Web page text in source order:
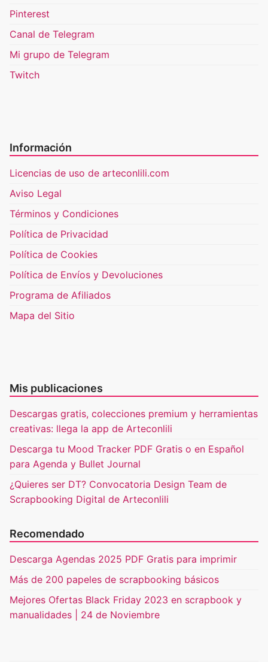
Pinterest
Canal de Telegram
Mi grupo de Telegram
Twitch
Información
Licencias de uso de arteconlili.com
Aviso Legal
Términos y Condiciones
Política de Privacidad
Política de Cookies
Política de Envíos y Devoluciones
Programa de Afiliados
Mapa del Sitio
Mis publicaciones
Descargas gratis, colecciones premium y herramientas
creativas: llega la app de Arteconlili
Descarga tu Mood Tracker PDF Gratis o en Español
para Agenda y Bullet Journal
¿Quieres ser DT? Convocatoria Design Team de
Scrapbooking Digital de Arteconlili
Recomendado
Descarga Agendas 2025 PDF Gratis para imprimir
Más de 200 papeles de scrapbooking básicos
Mejores Ofertas Black Friday 2023 en scrapbook y
manualidades | 24 de Noviembre